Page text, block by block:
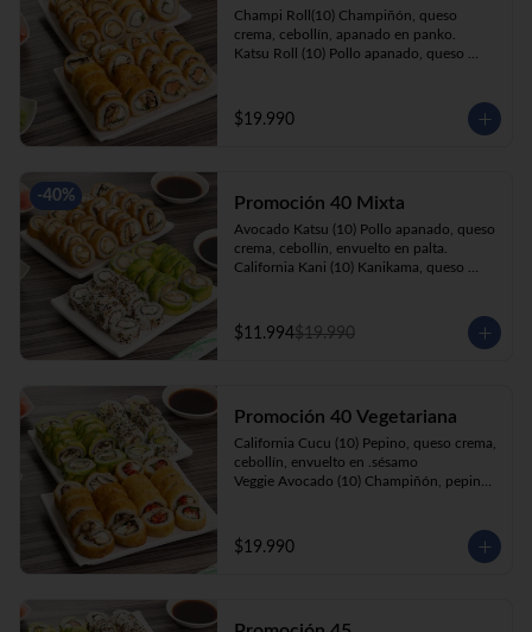
Champi Roll(10) Champiñón, queso
crema, cebollín, apanado en panko.
Katsu Roll (10) Pollo apanado, queso
cebollín, apanado en panko.
Kani Roll(10) Kanikama, queso crema,
$19.990
-40% Promoción 40 Mixta
Avocado Katsu (10) Pollo apanado, queso
crema, cebollín, envuelto en palta.
California Kani (10) Kanikama, queso
crema, cebollín, apanado en panko.
Champi Roll (10) Champiñón, queso
$11.994$19.990
Promoción 40 Vegetariana
California Cucu (10) Pepino, queso crema,
cebollín, envuelto en .sésamo
Veggie Avocado (10) Champiñón, pepino,
crema envuelto en panko.
Champi Roll(10) Champiñón, queso
$19.990